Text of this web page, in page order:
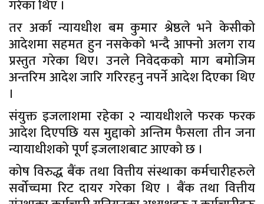
गरेका थिए ।
तर अर्का न्यायधीश बम कुमार श्रेष्ठले भने केसीको
आदेशमा सहमत हुन नसकेको भन्दै आफ्नो अलग राय
प्रस्तुत गरेका थिए। उनले निवेदकको माग बमोजिम
अन्तरिम आदेश जारि गरिरहनु नपर्ने आदेश दिएका थिए
।
संयुक्त इजलाशमा रहेका २ न्यायधीशले फरक फरक
आदेश दिएपछि यस मुद्दाको अन्तिम फैसला तीन जना
न्यायाधीशको पूर्ण इजलाशबाट आएको छ ।
कोष विरुद्ध बैंक तथा वित्तीय संस्थाका कर्मचारीहरुले
सर्वोच्चमा रिट दायर गरेका थिए । बैंक तथा वित्तीय